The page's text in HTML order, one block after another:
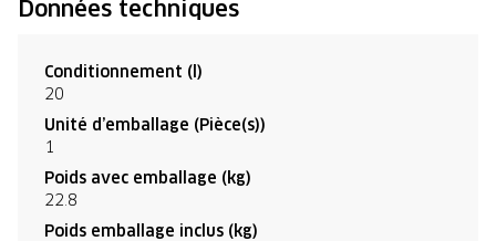
Données techniques
Conditionnement (l)
20
Unité d’emballage (Pièce(s))
1
Poids avec emballage (kg)
22.8
Poids emballage inclus (kg)